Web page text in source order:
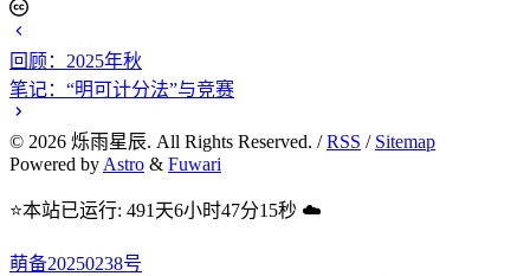
回顾：2025年秋
笔记：“明可计分法”与竞赛
© 2026 烁雨星辰. All Rights Reserved. /RSS / Sitemap
Powered by Astro & Fuwari
⭐本站已运行: 491天6小时47分16秒 ☁️
萌备20250238号